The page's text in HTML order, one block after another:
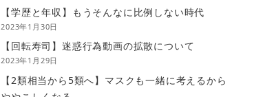
【学歴と年収】もうそんなに比例しない時代
2023年1月30日
【回転寿司】迷惑行為動画の拡散について
2023年1月29日
【2類相当から5類へ】マスクも一緒に考えるから